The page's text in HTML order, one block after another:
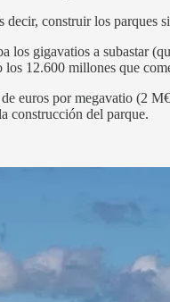
decir, construir los parques
los gigavatios a subastar
12.600 millones que
euros por megavatio (2
construcción del parque.